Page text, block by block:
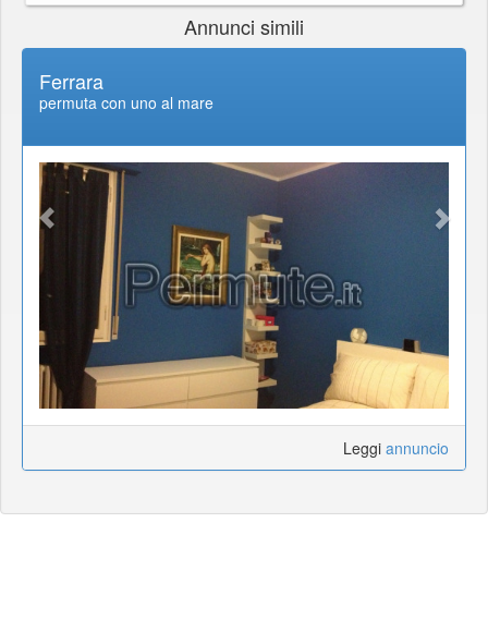
Annunci simili
Ferrara
permuta con uno al mare
Leggi annuncio